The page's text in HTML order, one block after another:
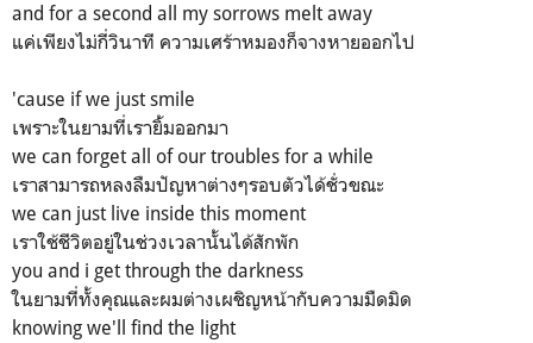
and for a second all my sorrows melt away
แค่เพียงไม่กี่วินาที ความเศร้าหมองก็จางหายออกไป
'cause if we just smile
เพราะในยามที่เรายิ้มออกมา
we can forget all of our troubles for a while
เราสามารถหลงลืมปัญหาต่างๆรอบตัวได้ชั่วขณะ
we can just live inside this moment
เราใช้ชีวิตอยู่ในช่วงเวลานั้นได้สักพัก
you and i get through the darkness
ในยามที่ทั้งคุณและผมต่างเผชิญหน้ากับความมืดมิด
knowing we'll find the light